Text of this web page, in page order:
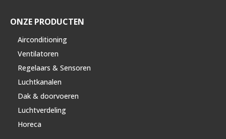
ONZE PRODUCTEN
Airconditioning
Ventilatoren
Regelaars & Sensoren
Luchtkanalen
Dak & doorvoeren
Luchtverdeling
Horeca